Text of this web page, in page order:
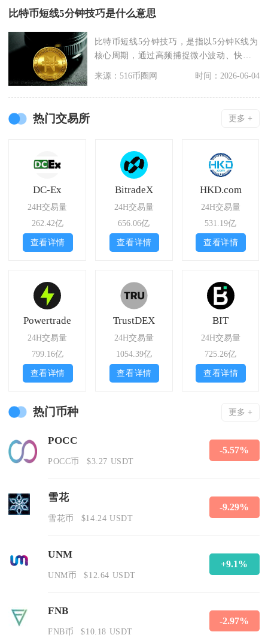
比特币短线5分钟技巧是什么意思
比特币短线5分钟技巧，是指以5分钟K线为
核心周期，通过高频捕捉微小波动、快进
快出赚取短线差
来源：516币圈网 时间：2026-06-04
热门交易所 更多 +
DC-Ex
24H交易量
262.42亿
查看详情
BitradeX
24H交易量
656.06亿
查看详情
HKD.com
24H交易量
531.19亿
查看详情
Powertrade
24H交易量
799.16亿
查看详情
TrustDEX
24H交易量
1054.39亿
查看详情
BIT
24H交易量
725.26亿
查看详情
热门币种 更多 +
POCC
POCC币 $3.27 USDT
-5.57%
雪花
雪花币 $14.24 USDT
-9.29%
UNM
UNM币 $12.64 USDT
+9.1%
FNB
FNB币 $10.18 USDT
-2.97%